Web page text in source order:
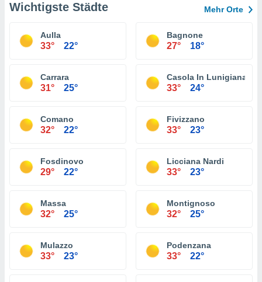
Wichtigste Städte Mehr Orte
Aulla
33° 22°
Bagnone
27° 18°
Carrara
31° 25°
Casola In Lunigiana
33° 24°
Comano
32° 22°
Fivizzano
33° 23°
Fosdinovo
29° 22°
Licciana Nardi
33° 23°
Massa
32° 25°
Montignoso
32° 25°
Mulazzo
33° 23°
Podenzana
33° 22°